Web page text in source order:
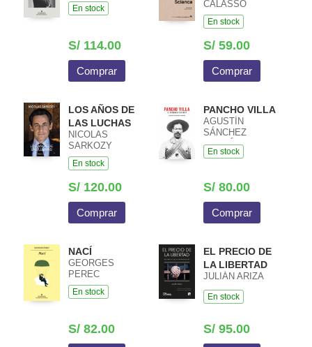
En stock
S/ 114.00
Comprar
CALASSO
En stock
S/ 59.00
Comprar
LOS AÑOS DE
LAS LUCHAS
NICOLAS
SARKOZY
En stock
S/ 120.00
Comprar
PANCHO VILLA
AGUSTÍN
SÁNCHEZ
ANDRÉS
En stock
S/ 80.00
Comprar
NACÍ
GEORGES
PEREC
En stock
S/ 82.00
EL PRECIO DE
LA LIBERTAD
JULIÁN ARIZA
En stock
S/ 95.00